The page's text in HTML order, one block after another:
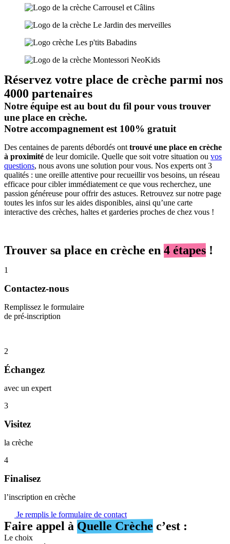
Réservez votre place de crèche parmi nos
4000 partenaires
Notre équipe est au bout du fil pour vous trouver
une place en crèche.
Notre accompagnement est 100% gratuit
Des centaines de parents débordés onttrouvé une place en crèche
à proximité de leur domicile. Quelle que soit votre situation ou vos
questions, nous avons une solution pour vous. Nos experts ont 3
qualités : une oreille attentive pour recueillir vos besoins, un réseau
efficace pour cibler immédiatement ce que vous recherchez, une
passion généreuse pour offrir des astuces. Retrouvez sur notre page
toutes les infos sur les aides disponibles, ainsi qu’une carte
interactive des crèches, haltes et garderies proches de chez vous !
Trouver sa place en crèche en 4 étapes !
1
Contactez-nous
Remplissez le formulaire
de pré-inscription
2
Échangez
avec un expert
3
Visitez
la crèche
4
Finalisez
l’inscription en crèche
Je remplis le formulaire de contact
Faire appel à Quelle Crèche c’est :
Le choix